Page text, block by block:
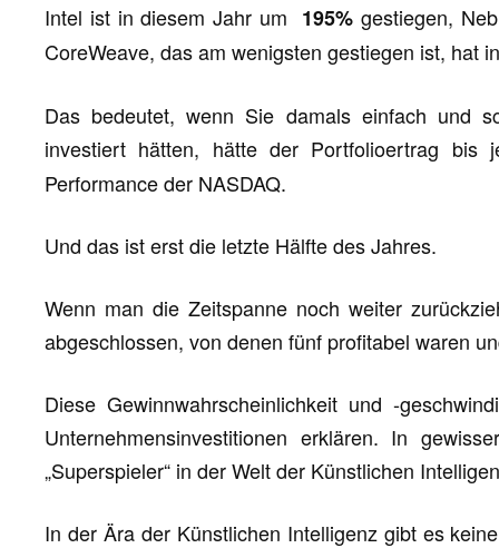
Intel ist in diesem Jahr um 195% gestiegen,
CoreWeave, das am wenigsten gestiegen ist, hat
Das bedeutet, wenn Sie damals einfach und
investiert hätten, hätte der Portfolioertrag bis
Performance der NASDAQ.
Und das ist erst die letzte Hälfte des Jahres.
Wenn man die Zeitspanne noch weiter
abgeschlossen, von denen fünf profitabel waren
Diese Gewinnwahrscheinlichkeit und -
Unternehmensinvestitionen erklären. In
„Superspieler“ in der Welt der Künstlichen
In der Ära der Künstlichen Intelligenz gibt es